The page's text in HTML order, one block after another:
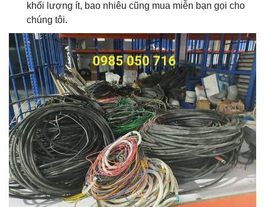
khối lượng ít, bao nhiêu cũng mua miễn bạn gọi cho
chúng tôi.